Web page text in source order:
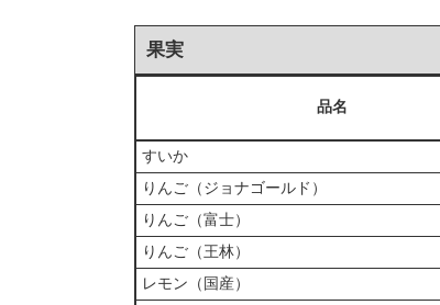
果実
品名
すいか
りんご（ジョナゴールド）
りんご（富士）
りんご（王林）
レモン（国産）